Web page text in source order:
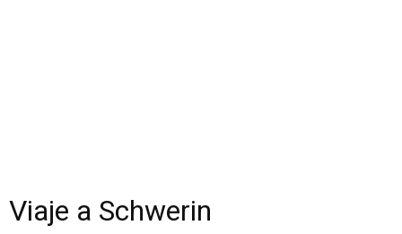
Viaje a Schwerin